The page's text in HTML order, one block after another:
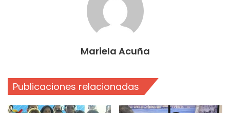
Mariela Acuña
Publicaciones relacionadas